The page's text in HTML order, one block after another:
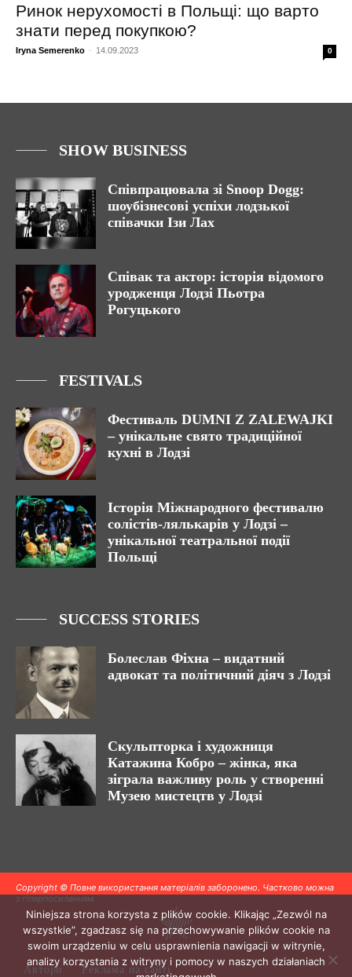
Ринок нерухомості в Польщі: що варто
знати перед покупкою?
Iryna Semerenko - 14.09.2023 0
SHOW BUSINESS
Співпрацювала зі Snoop Dogg:
шоубізнесові успіхи лодзької
співачки Ізи Лах
Співак та актор: історія відомого
уродженця Лодзі Пьотра
Рогуцького
FESTIVALS
Фестиваль DUMNI Z ZALEWAJKI
– унікальне свято традиційної
кухні в Лодзі
Історія Міжнародного фестивалю
солістів-лялькарів у Лодзі –
унікальної театральної події
Польщі
SUCCESS STORIES
Болеслав Фіхна – видатний
адвокат та політичний діяч з Лодзі
Скульпторка і художниця
Катажина Кобро – жінка, яка
зіграла важливу роль у створенні
Музею мистецтв у Лодзі
Copyright © Повне використання матеріалів заборонено. Частково можна
з гіперпосиланням.
Автори Реклама на сайті
Niniejsza strona korzysta z plików cookie. Klikając „Zezwól na
wszystkie”, zgadzasz się na przechowywanie plików cookie na
swoim urządzeniu w celu usprawnienia nawigacji w witrynie,
analizy korzystania z witryny i pomocy w naszych działaniach